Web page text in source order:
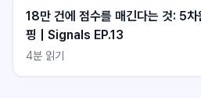
18만 건에 점수를 매긴다는 것: 5차
핑 | Signals EP.13
4분 읽기